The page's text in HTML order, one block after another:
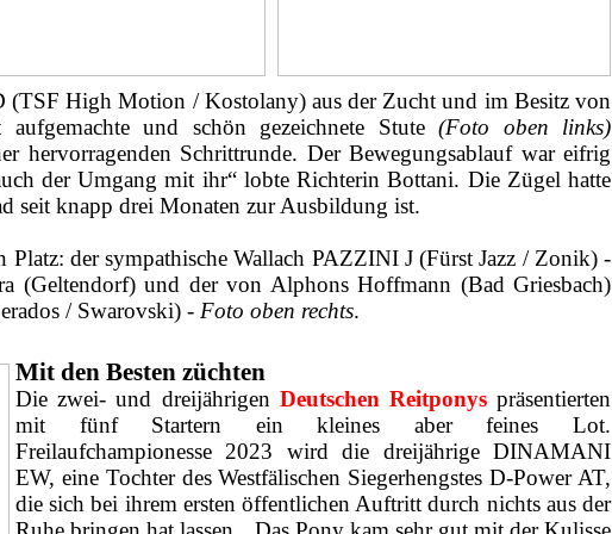
High Motion / Kostolany) aus der Zucht und im Besitz von
und schön gezeichnete Stute (Foto oben links)
hervorragenden Schrittrunde. Der Bewegungsablauf war eifrig
der Umgang mit ihr“ lobte Richterin Bottani. Die Zügel hatte
seit knapp drei Monaten zur Ausbildung ist.
Platz: der sympathische Wallach PAZZINI J (Fürst Jazz / Zonik) -
(Geltendorf) und der von Alphons Hoffmann (Bad Griesbach)
/ Swarovski) - Foto oben rechts.
Mit den Besten züchten
Die zwei- und dreijährigen Deutschen Reitponys präsentierten
mit fünf Startern ein kleines aber feines Lot.
Freilaufchampionesse 2023 wird die dreijährige DINAMANI
EW, eine Tochter des Westfälischen Siegerhengstes D-Power AT,
die sich bei ihrem ersten öffentlichen Auftritt durch nichts aus der